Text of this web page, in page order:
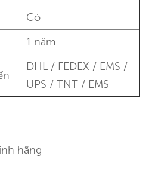
Có
1 năm
DHL / FEDEX / EMS /
UPS / TNT / EMS
hãng